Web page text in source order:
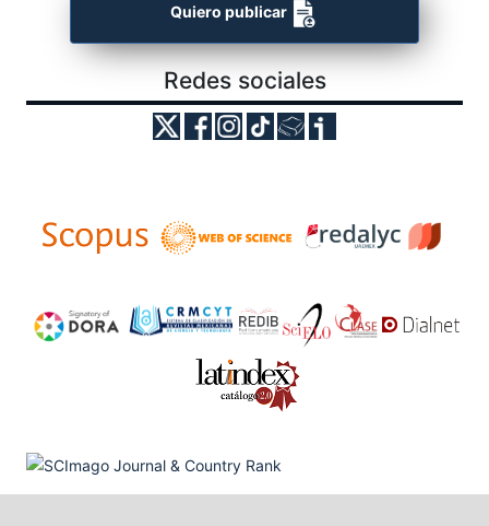
Quiero publicar
Redes sociales